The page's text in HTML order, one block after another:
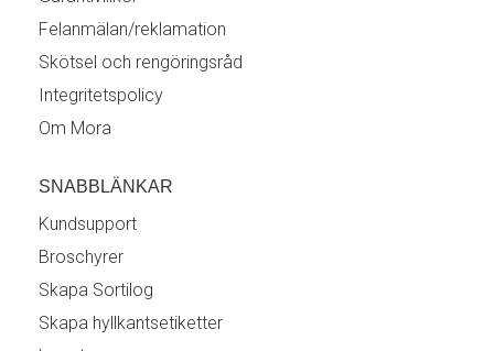
Felanmälan/reklamation
Skötsel och rengöringsråd
Integritetspolicy
Om Mora
SNABBLÄNKAR
Kundsupport
Broschyrer
Skapa Sortilog
Skapa hyllkantsetiketter